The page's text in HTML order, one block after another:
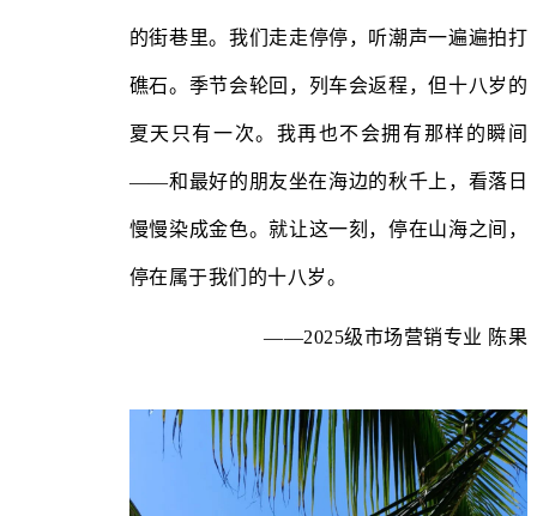
的街巷里。我们走走停停，听潮声一遍遍拍打
礁石。季节会轮回，列车会返程，但十八岁的
夏天只有一次。我再也不会拥有那样的瞬间
——和最好的朋友坐在海边的秋千上，看落日
慢慢染成金色。就让这一刻，停在山海之间，
停在属于我们的十八岁。
——2025级市场营销专业 陈果